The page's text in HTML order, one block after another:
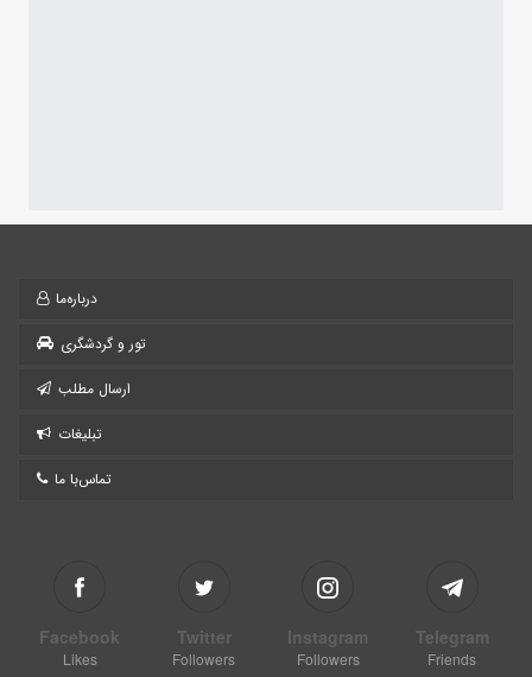
درباره‌ما
تور و گردشگری
ارسال مطلب
تبلیغات
تماس‌با ما
Facebook
Likes
Twitter
Followers
Instagram
Followers
Telegram
Friends